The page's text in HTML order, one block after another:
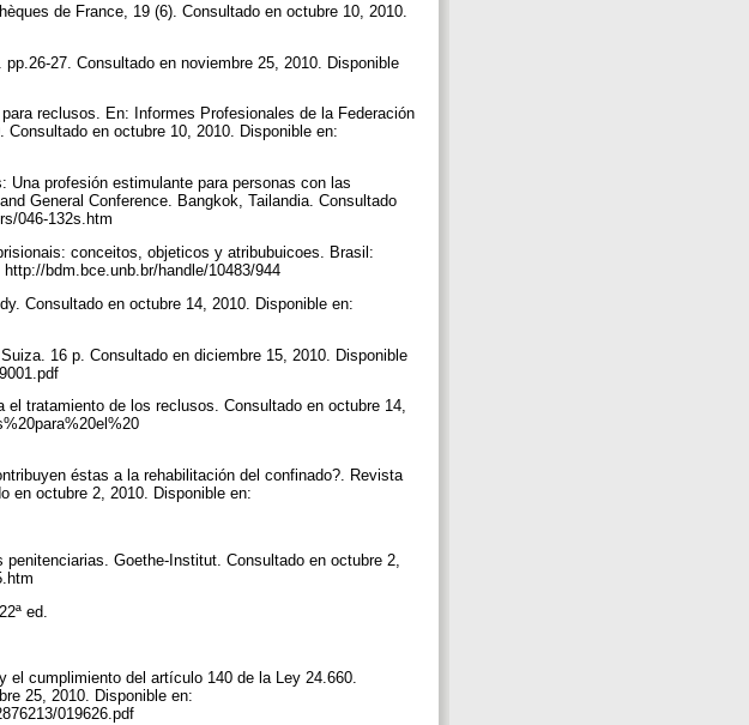
de France, 19 (6). Consultado en octubre 10, 2010.
27. Consultado en noviembre 25, 2010. Disponible
reclusos. En: Informes Profesionales de la Federación
en octubre 10, 2010. Disponible en:
profesión estimulante para personas con las
General Conference. Bangkok, Tailandia. Consultado
046-132s.htm
conceitos, objeticos y atribubuicoes. Brasil:
bdm.bce.unb.br/handle/10483/944
Consultado en octubre 14, 2010. Disponible en:
16 p. Consultado en diciembre 15, 2010. Disponible
tratamiento de los reclusos. Consultado en octubre 14,
éstas a la rehabilitación del confinado?. Revista
en octubre 2, 2010. Disponible en:
Goethe-Institut. Consultado en octubre 2,
ed.
el cumplimiento del artículo 140 de la Ley 24.660.
25, 2010. Disponible en:
019626.pdf